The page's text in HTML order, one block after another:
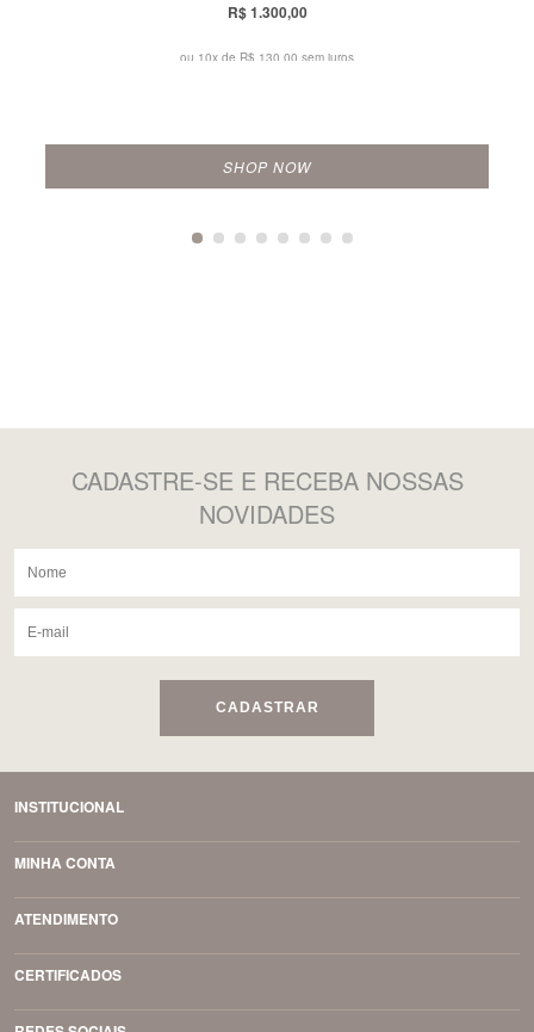
R$ 1.300,00
ou 10x de R$ 130,00 sem juros
SHOP NOW
CADASTRE-SE E RECEBA NOSSAS
NOVIDADES
CADASTRAR
INSTITUCIONAL
MINHA CONTA
ATENDIMENTO
CERTIFICADOS